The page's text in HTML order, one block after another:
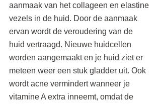
aanmaak van het collageen en elastine
vezels in de huid. Door de aanmaak
ervan wordt de veroudering van de
huid vertraagd. Nieuwe huidcellen
worden aangemaakt en je huid ziet er
meteen weer een stuk gladder uit. Ook
wordt acne vermindert wanneer je
vitamine A extra inneemt, omdat de